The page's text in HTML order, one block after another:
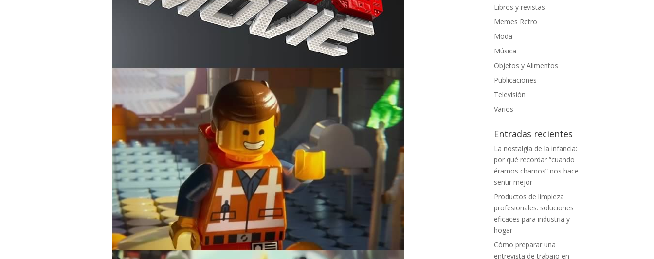
Libros y revistas
Memes Retro
Moda
Música
Objetos y Alimentos
Publicaciones
Televisión
Varios
Entradas recientes
La nostalgia de la infancia:
por qué recordar “cuando
éramos chamos” nos hace
sentir mejor
Productos de limpieza
profesionales: soluciones
eficaces para industria y
hogar
Cómo preparar una
entrevista de trabajo en